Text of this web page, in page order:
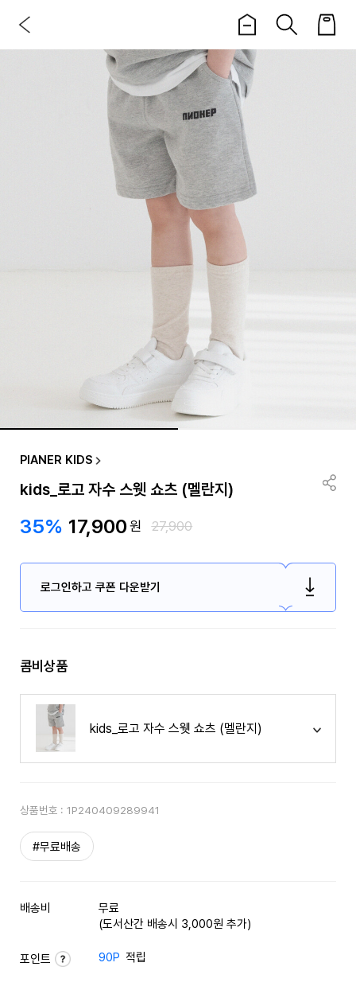
PIANER KIDS
kids_로고 자수 스웻 쇼츠 (멜란지)
35% 17,900원 27,900
로그인하고 쿠폰 다운받기
콤비상품
kids_로고 자수 스웻 쇼츠 (멜란지)
상품번호 : 1P240409289941
#무료배송
배송비
무료
(도서산간 배송시 3,000원 추가)
포인트 90P 적립